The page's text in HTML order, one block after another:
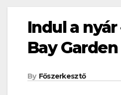
Indul a nyár
Bay Garden
By Főszerkesztő